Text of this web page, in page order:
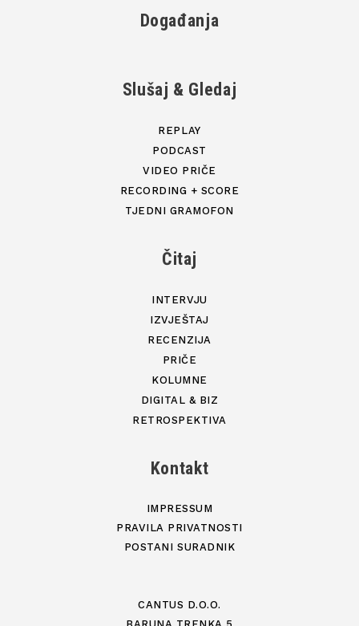
Događanja
Slušaj & Gledaj
REPLAY
PODCAST
VIDEO PRIČE
RECORDING + SCORE
TJEDNI GRAMOFON
Čitaj
INTERVJU
IZVJEŠTAJ
RECENZIJA
PRIČE
KOLUMNE
DIGITAL & BIZ
RETROSPEKTIVA
Kontakt
IMPRESSUM
PRAVILA PRIVATNOSTI
POSTANI SURADNIK
CANTUS D.O.O.